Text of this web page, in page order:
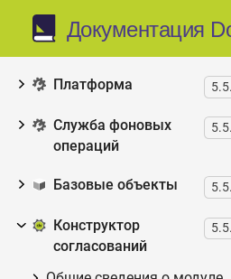
Документация
Модули системы
Платформа
Служба фоновых
операций
Базовые объекты
Конструктор
согласований